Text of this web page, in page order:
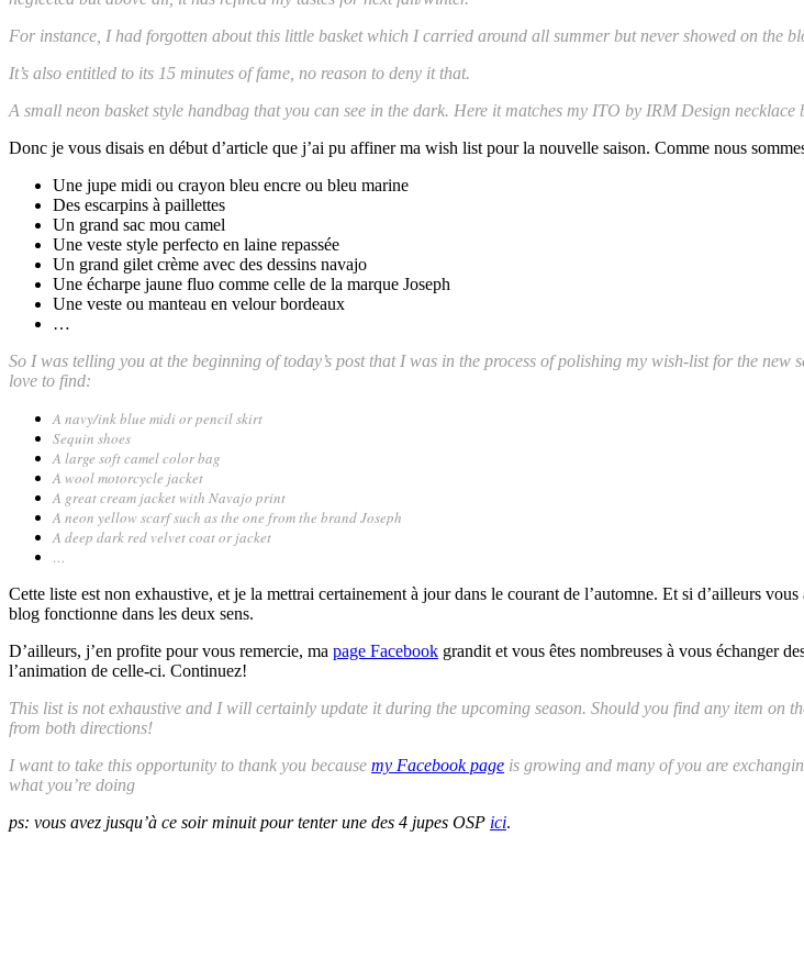
For instance, I had forgotten about this little basket which I carried around all summer but never showed on the
It’s also entitled to its 15 minutes of fame, no reason to deny it that.
A small neon basket style handbag that you can see in the dark. Here it matches my ITO by IRM Design
Donc je vous disais en début d’article que j’ai pu affiner ma wish list pour la nouvelle saison. Comme nous
Une jupe midi ou crayon bleu encre ou bleu marine
Des escarpins à paillettes
Un grand sac mou camel
Une veste style perfecto en laine repassée
Un grand gilet crème avec des dessins navajo
Une écharpe jaune fluo comme celle de la marque Joseph
Une veste ou manteau en velour bordeaux
…
So I was telling you at the beginning of today’s post that I was in the process of polishing my wish-list for the
love to find:
A navy/ink blue midi or pencil skirt
Sequin shoes
A large soft camel color bag
A wool motorcycle jacket
A great cream jacket with Navajo print
A neon yellow scarf such as the one from the brand Joseph
A deep dark red velvet coat or jacket
…
Cette liste est non exhaustive, et je la mettrai certainement à jour dans le courant de l’automne. Et si d’ailleurs
blog fonctionne dans les deux sens.
D’ailleurs, j’en profite pour vous remercie, ma page Facebook grandit et vous êtes nombreuses à vous échanger
l’animation de celle-ci. Continuez!
This list is not exhaustive and I will certainly update it during the upcoming season. Should you find any item on
from both directions!
I want to take this opportunity to thank you because my Facebook page is growing and many of you are
what you’re doing
ps: vous avez jusqu’à ce soir minuit pour tenter une des 4 jupes OSP ici.